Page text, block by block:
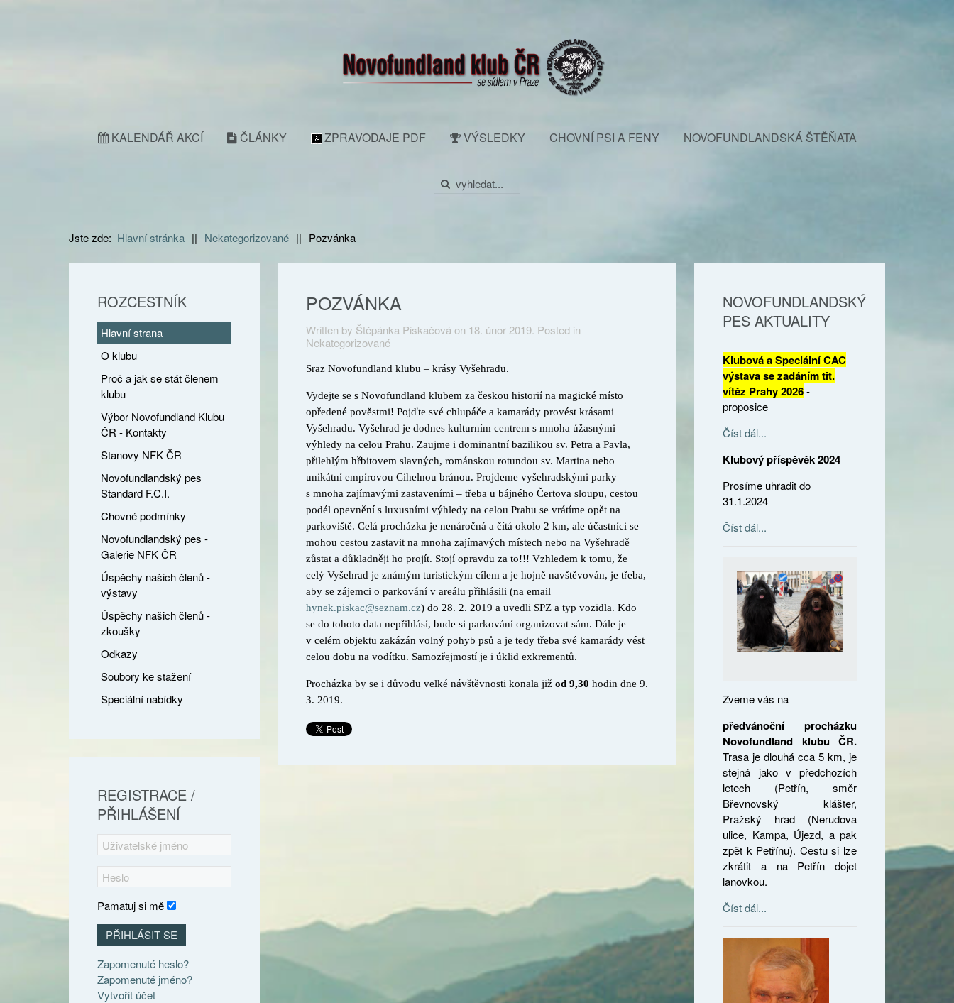
KALENDÁŘ AKCÍ ČLÁNKY ZPRAVODAJE PDF VÝSLEDKY CHOVNÍ PSI A FENY NOVOFUNDLANDSKÁ ŠTĚŇATA
Jste zde: Hlavní stránka || Nekategorizované || Pozvánka
POZVÁNKA
Written by Štěpánka Piskačová on 18. únor 2019. Posted in
Nekategorizované
Sraz Novofundland klubu – krásy Vyšehradu.
Vydejte se s Novofundland klubem za českou historií na magické místo
opředené pověstmi! Pojďte své chlupáče a kamarády provést krásami
Vyšehradu. Vyšehrad je dodnes kulturním centrem s mnoha úžasnými
výhledy na celou Prahu. Zaujme i dominantní bazilikou sv. Petra a Pavla,
přilehlým hřbitovem slavných, románskou rotundou sv. Martina nebo
unikátní empírovou Cihelnou bránou. Projdeme vyšehradskými parky
s mnoha zajímavými zastaveními – třeba u bájného Čertova sloupu, cestou
podél opevnění s luxusními výhledy na celou Prahu se vrátíme opět na
parkoviště. Celá procházka je nenáročná a čítá okolo 2 km, ale účastníci se
mohou cestou zastavit na mnoha zajímavých místech nebo na Vyšehradě
zůstat a důkladněji ho projít. Stojí opravdu za to!!! Vzhledem k tomu, že
celý Vyšehrad je známým turistickým cílem a je hojně navštěvován, je třeba,
aby se zájemci o parkování v areálu přihlásili (na email
hynek.piskac@seznam.cz) do 28. 2. 2019 a uvedli SPZ a typ vozidla. Kdo
se do tohoto data nepřihlásí, bude si parkování organizovat sám. Dále je
v celém objektu zakázán volný pohyb psů a je tedy třeba své kamarády vést
celou dobu na vodítku. Samozřejmostí je i úklid exkrementů.
Procházka by se i důvodu velké návštěvnosti konala již od 9,30 hodin dne 9.
3. 2019.
ROZCESTNÍK
Hlavní strana
O klubu
Proč a jak se stát členem
klubu
Výbor Novofundland Klubu
ČR - Kontakty
Stanovy NFK ČR
Novofundlandský pes
Standard F.C.I.
Chovné podmínky
Novofundlandský pes -
Galerie NFK ČR
Úspěchy našich členů -
výstavy
Úspěchy našich členů -
zkoušky
Odkazy
Soubory ke stažení
Speciální nabídky
REGISTRACE /
PŘIHLÁŠENÍ
Pamatuj si mě
PŘIHLÁSIT SE
Zapomenuté heslo?
Zapomenuté jméno?
Vytvořit účet
NOVOFUNDLANDSKÝ
PES AKTUALITY
Klubová a Speciální CAC
výstava se zadáním tit.
vítěz Prahy 2026-
proposice
Číst dál...
Klubový příspěvěk 2024
Prosíme uhradit do
31.1.2024
Číst dál...
Zveme vás na
předvánoční procházku
Novofundland klubu ČR.
Trasa je dlouhá cca 5 km, je
stejná jako v předchozích
letech (Petřín, směr
Břevnovský klášter,
Pražský hrad (Nerudova
ulice, Kampa, Újezd, a pak
zpět k Petřínu). Cestu si lze
zkrátit a na Petřín dojet
lanovkou.
Číst dál...